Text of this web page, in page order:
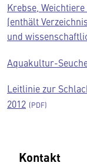
Krebse,
(enthält
und
Aquakultur-
Leitlinie zur
2012
Kontakt